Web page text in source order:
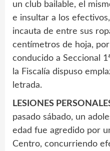
un club bailable, el
e insultar a los
incauta de entre sus
centímetros de hoja,
conducido a Seccional
la Fiscalía dispuso
letrada.
LESIONES
pasado sábado, un
edad fue agredido por
Centro, concurriendo